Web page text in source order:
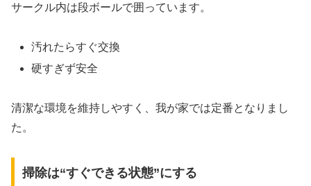
サークル内は段ボールで囲っています。
汚れたらすぐ交換
硬すぎず安全
清潔な環境を維持しやすく、我が家では定番となりまし
た。
掃除は“すぐできる状態”にする